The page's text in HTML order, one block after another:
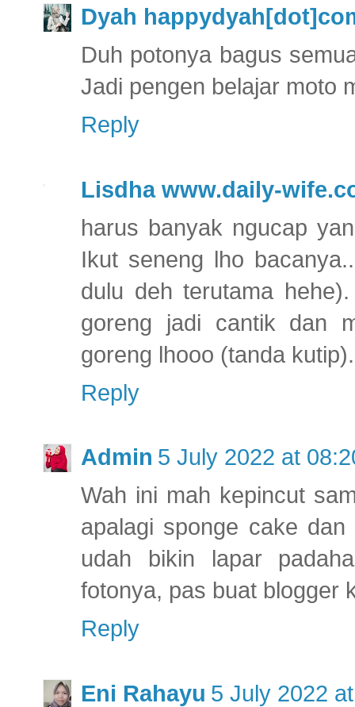
Dyah
Duh potonya bagus
Jadi pengen belajar moto
Reply
Lisdha www.daily-
harus banyak ngucap
Ikut seneng lho
dulu deh terutama
goreng jadi cantik dan
goreng lhooo (tanda kutip).
Reply
Admin 5 July 2022 at
Wah ini mah kepincut
apalagi sponge cake
udah bikin lapar
fotonya, pas buat blogger
Reply
Eni Rahayu 5 July 2022